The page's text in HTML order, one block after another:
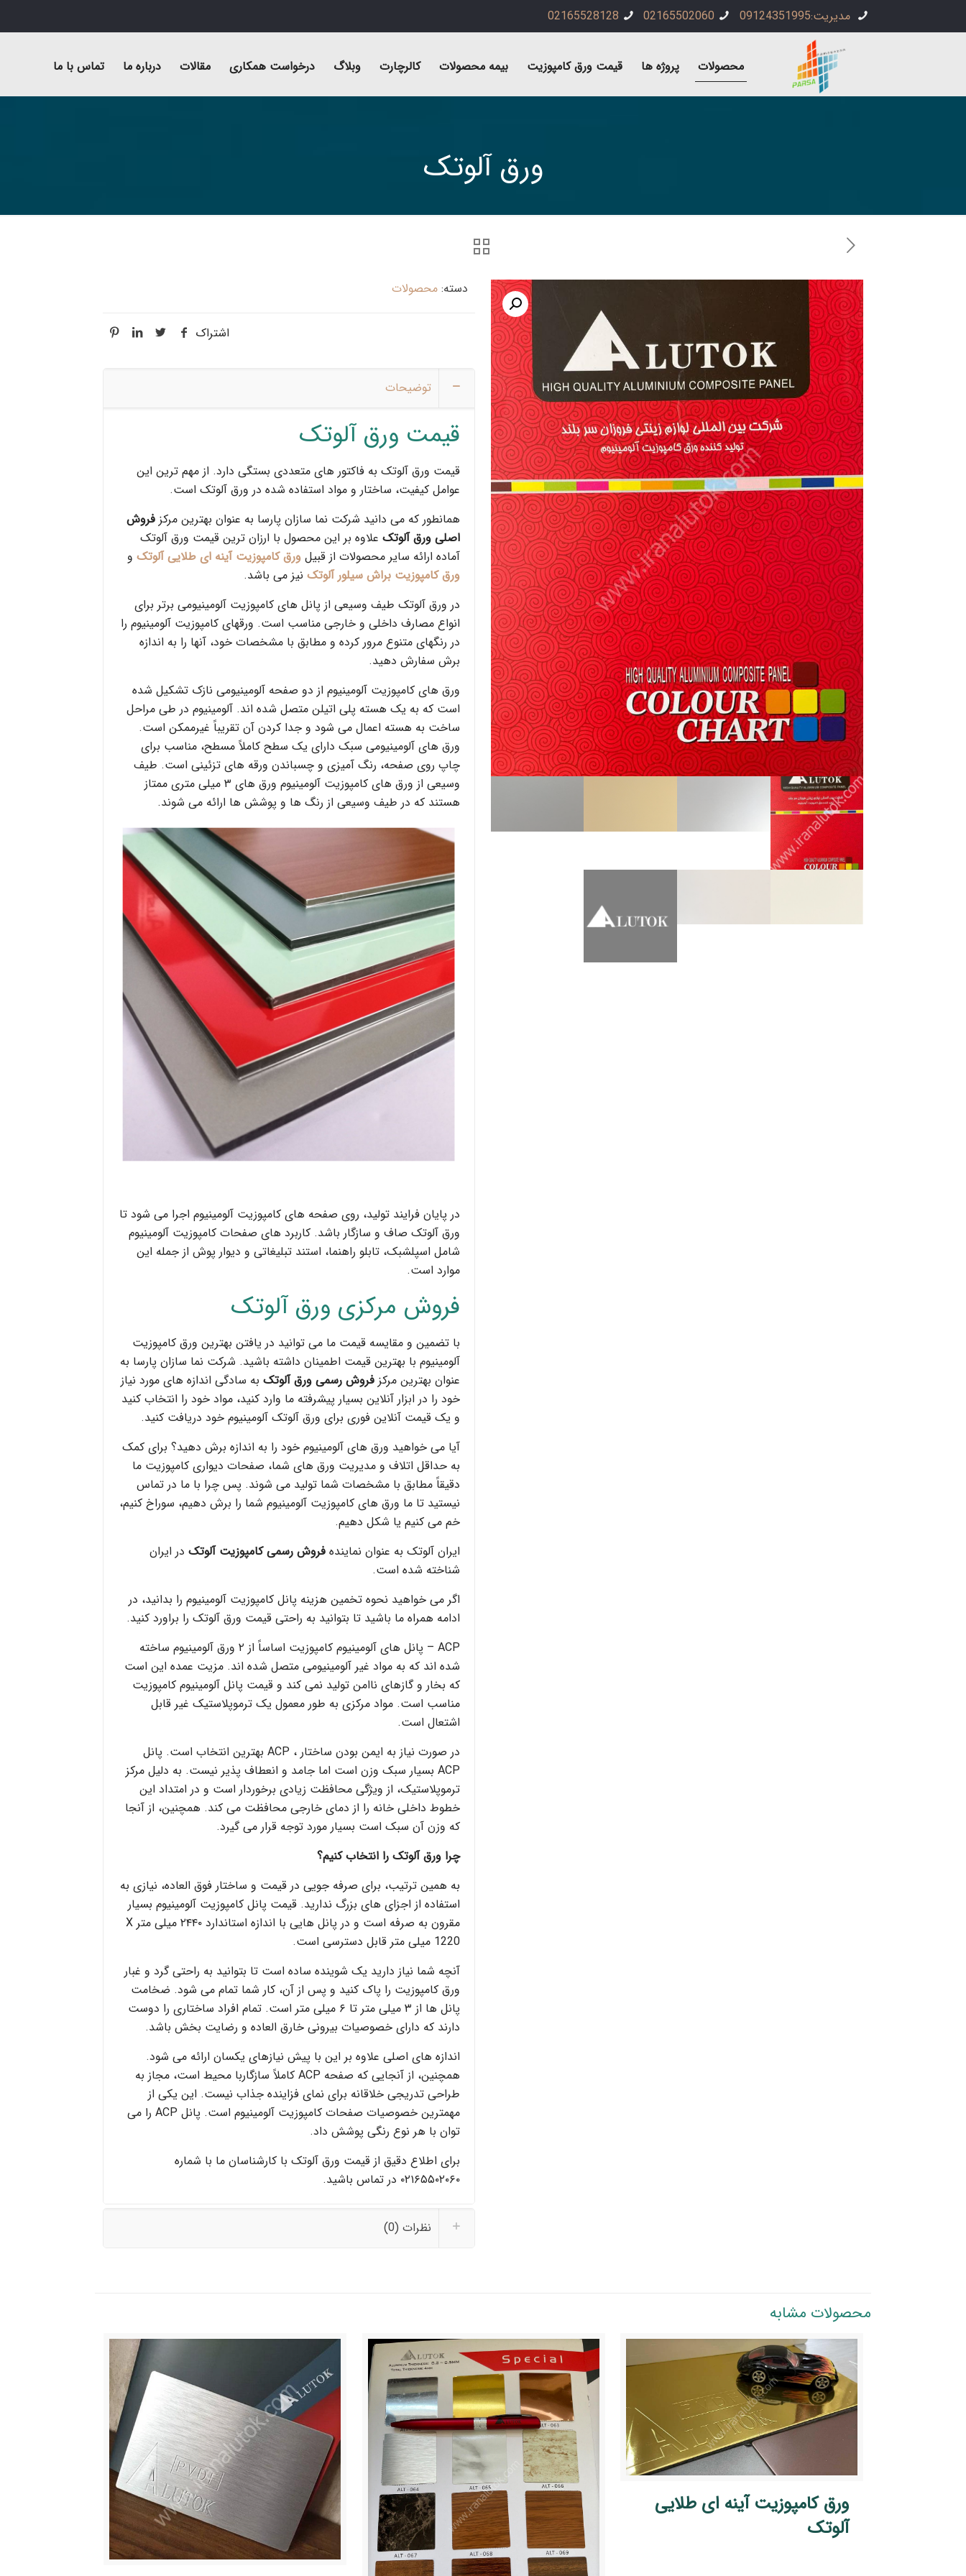
مدیریت:09124351995 02165502060
02165528128
محصولات پروژه ها قیمت ورق کامپوزیت بیمه محصولات کالرچارت وبلاگ درخواست همکاری مقالات درباره ما تماس با ما
ورق آلوتک
دسته: محصولات
اشتراک
توضیحات
قیمت ورق آلوتک
قیمت ورق آلوتک به فاکتور های متعددی بستگی دارد. از مهم ترین این
عوامل کیفیت، ساختار و مواد استفاده شده در ورق آلوتک است.
همانطور که می دانید شرکت نما سازان پارسا به عنوان بهترین مرکز فروش
اصلی ورق آلوتک علاوه بر این محصول با ارزان ترین قیمت ورق آلوتک
آماده ارائه سایر محصولات از قبیل ورق کامپوزیت آینه ای طلایی آلوتکو
ورق کامپوزیت براش سیلور آلوتکنیز می باشد.
در ورق آلوتک طیف وسیعی از پانل های کامپوزیت آلومینیومی برتر برای
انواع مصارف داخلی و خارجی مناسب است. ورقهای کامپوزیت آلومینیوم را
در رنگهای متنوع مرور کرده و مطابق با مشخصات خود، آنها را به اندازه
برش سفارش دهید.
ورق های کامپوزیت آلومینیوم از دو صفحه آلومینیومی نازک تشکیل شده
است که به یک هسته پلی اتیلن متصل شده اند. آلومینیوم در طی مراحل
ساخت به هسته اعمال می شود و جدا کردن آن تقریباً غیرممکن است.
ورق های آلومینیومی سبک دارای یک سطح کاملاً مسطح، مناسب برای
چاپ روی صفحه، رنگ آمیزی و چسباندن ورقه های تزئینی است. طیف
وسیعی از ورق های کامپوزیت آلومینیوم ورق های ۳ میلی متری ممتاز
هستند که در طیف وسیعی از رنگ ها و پوشش ها ارائه می شوند.
در پایان فرایند تولید، روی صفحه های کامپوزیت آلومینیوم اجرا می شود تا
ورق آلوتک صاف و سازگار باشد. کاربرد های صفحات کامپوزیت آلومینیوم
شامل اسپلشبک، تابلو راهنما، استند تبلیغاتی و دیوار پوش از جمله این
موارد است.
فروش مرکزی ورقآلوتک
با تضمین و مقایسه قیمت ما می توانید در یافتن بهترین ورق کامپوزیت
آلومینیوم با بهترین قیمت اطمینان داشته باشید. شرکت نما سازان پارسا به
عنوان بهترین مرکز فروش رسمی ورق آلوتک به سادگی اندازه های مورد نیاز
خود را در ابزار آنلاین بسیار پیشرفته ما وارد کنید، مواد خود را انتخاب کنید
و یک قیمت آنلاین فوری برای ورق آلوتک آلومینیوم خود دریافت کنید.
آیا می خواهید ورق های آلومینیوم خود را به اندازه برش دهید؟ برای کمک
به حداقل اتلاف و مدیریت ورق های شما، صفحات دیواری کامپوزیت ما
دقیقاً مطابق با مشخصات شما تولید می شوند. پس چرا با ما در تماس
نیستید تا ما ورق های کامپوزیت آلومینیوم شما را برش دهیم، سوراخ کنیم،
خم می کنیم یا شکل دهیم.
ایران آلوتک به عنوان نماینده فروش رسمی کامپوزیت آلوتکدر ایران
شناخته شده است.
اگر می خواهید نحوه تخمین هزینه پانل کامپوزیت آلومینیوم را بدانید، در
ادامه همراه ما باشید تا بتوانید به راحتی قیمت ورق آلوتک را براورد کنید.
ACP – پانل های آلومینیوم کامپوزیت اساساً از ۲ ورق آلومینیوم ساخته
شده اند که به مواد غیر آلومینیومی متصل شده اند. مزیت عمده این است
که بخار و گازهای ناامن تولید نمی کند و قیمت پانل آلومینیوم کامپوزیت
مناسب است. مواد مرکزی به طور معمول یک ترموپلاستیک غیر قابل
اشتعال است.
در صورت نیاز به ایمن بودن ساختار ، ACP بهترین انتخاب است. پانل
ACP بسیار سبک وزن است اما جامد و انعطاف پذیر نیست. به دلیل مرکز
ترموپلاستیک، از ویژگی محافظت زیادی برخوردار است و در امتداد این
خطوط داخلی خانه را از دمای خارجی محافظت می کند. همچنین، از آنجا
که وزن آن سبک است بسیار مورد توجه قرار می گیرد.
چرا ورق آلوتک را انتخاب کنیم؟
به همین ترتیب، برای صرفه جویی در قیمت و ساختار فوق العاده، نیازی به
استفاده از اجزای های بزرگ ندارید. قیمت پانل کامپوزیت آلومینیوم بسیار
مقرون به صرفه است و در پانل هایی با اندازه استاندارد ۲۴۴۰ میلی متر X
1220 میلی متر قابل دسترسی است.
آنچه شما نیاز دارید یک شوینده ساده است تا بتوانید به راحتی گرد و غبار
ورق کامپوزیت را پاک کنید و پس از آن، کار شما تمام می شود. ضخامت
پانل ها از ۳ میلی متر تا ۶ میلی متر است. تمام افراد ساختاری را دوست
دارند که دارای خصوصیات بیرونی خارق العاده و رضایت بخش باشد.
اندازه های اصلی علاوه بر این با پیش نیازهای یکسان ارائه می شود.
همچنین، از آنجایی که صفحه ACP کاملاً سازگاربا محیط است، مجاز به
طراحی تدریجی خلاقانه برای نمای فزاینده جذاب نیست. این یکی از
مهمترین خصوصیات صفحات کامپوزیت آلومینیوم است. پانل ACP را می
توان با هر نوع رنگی پوشش داد.
برای اطلاع دقیق از قیمت ورق آلوتک با کارشناسان ما با شماره
۰۲۱۶۵۵۰۲۰۶۰ در تماس باشید.
نظرات (0)
محصولات مشابه
ورق کامپوزیت آینه ای طلایی
آلوتک